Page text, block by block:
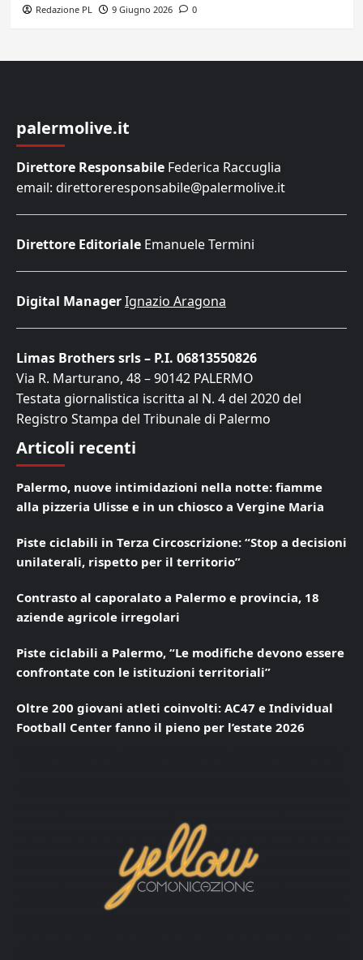
Redazione PL 9 Giugno 2026 0
palermolive.it
Direttore Responsabile Federica Raccuglia
email: direttoreresponsabile@palermolive.it
Direttore Editoriale Emanuele Termini
Digital ManagerIgnazio Aragona
Limas Brothers srls – P.I. 06813550826
Via R. Marturano, 48 – 90142 PALERMO
Testata giornalistica iscritta al N. 4 del 2020 del
Registro Stampa del Tribunale di Palermo
Articoli recenti
Palermo, nuove intimidazioni nella notte: fiamme
alla pizzeria Ulisse e in un chiosco a Vergine Maria
Piste ciclabili in Terza Circoscrizione: “Stop a decisioni
unilaterali, rispetto per il territorio”
Contrasto al caporalato a Palermo e provincia, 18
aziende agricole irregolari
Piste ciclabili a Palermo, “Le modifiche devono essere
confrontate con le istituzioni territoriali”
Oltre 200 giovani atleti coinvolti: AC47 e Individual
Football Center fanno il pieno per l’estate 2026